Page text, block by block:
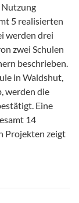
Nutzung
5 realisierten
werden drei
zwei Schulen
beschrieben.
in Waldshut,
werden die
Eine
14
Projekten zeigt